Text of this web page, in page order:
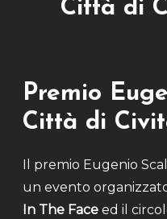
Città di
Premio
Città di
Il premio Eugenio
un evento
In The Face ed il